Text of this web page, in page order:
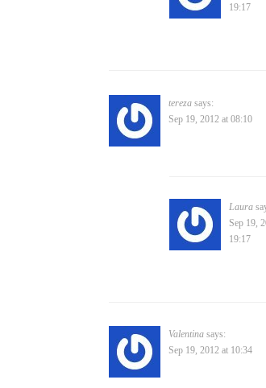
19:17
tereza says:
Sep 19, 2012 at 08:10
Laura
Sep 19,
19:17
Valentina says:
Sep 19, 2012 at 10:34